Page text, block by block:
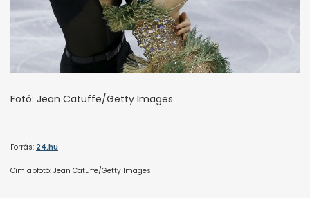
Fotó: Jean Catuffe/Getty Images
Forrás: 24.hu
Címlapfotó: Jean Catuffe/Getty Images